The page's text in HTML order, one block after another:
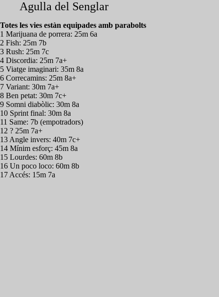
Agulla del Senglar
Totes les vies estàn equipades amb parabolts
1 Marijuana de porrera: 25m 6a
2 Fish: 25m 7b
3 Rush: 25m 7c
4 Discordia: 25m 7a+
5 Viatge imaginari: 35m 8a
6 Correcamins: 25m 8a+
7 Variant: 30m 7a+
8 Ben petat: 30m 7c+
9 Somni diabòlic: 30m 8a
10 Sprint final: 30m 8a
11 Same: 7b (empotradors)
12 ? 25m 7a+
13 Angle invers: 40m 7c+
14 Mínim esforç: 45m 8a
15 Lourdes: 60m 8b
16 Un poco loco: 60m 8b
17 Accés: 15m 7a